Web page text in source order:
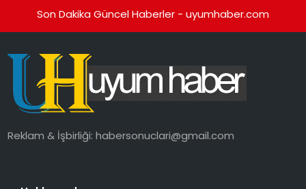
Son Dakika Güncel Haberler - uyumhaber.com
Reklam & İşbirliği:habersonuclari@gmail.com